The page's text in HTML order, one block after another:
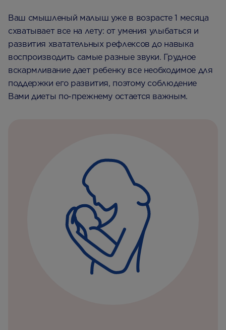
Ваш смышленый малыш уже в возрасте 1 месяца
схватывает все на лету: от умения улыбаться и
развития хватательных рефлексов до навыка
воспроизводить самые разные звуки. Грудное
вскармливание дает ребенку все необходимое для
поддержки его развития, поэтому соблюдение
Вами диеты по-прежнему остается важным.